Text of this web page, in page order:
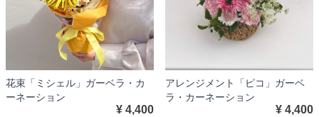
花束「ミシェル」ガーベラ・カ
ーネーション
¥ 4,400
アレンジメント「ピコ」ガーベ
ラ・カーネーション
¥ 4,400